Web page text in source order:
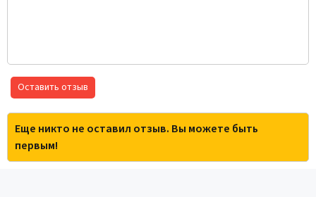
Оставить отзыв
Еще никто не оставил отзыв. Вы можете быть
первым!